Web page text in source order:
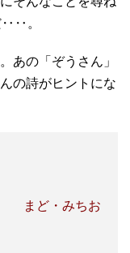
‥‥。
あの「ぞうさん」
の詩がヒントにな
ちお